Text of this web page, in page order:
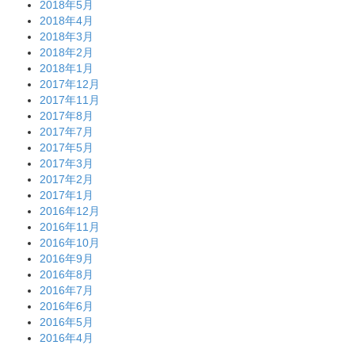
2018年5月
2018年4月
2018年3月
2018年2月
2018年1月
2017年12月
2017年11月
2017年8月
2017年7月
2017年5月
2017年3月
2017年2月
2017年1月
2016年12月
2016年11月
2016年10月
2016年9月
2016年8月
2016年7月
2016年6月
2016年5月
2016年4月